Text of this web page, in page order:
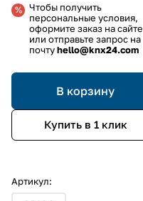
Чтобы получить
персональные условия,
оформите заказ на сайте
или отправьте запрос на
почтуhello@knx24.com
В корзину
Купить в 1 клик
Артикул: